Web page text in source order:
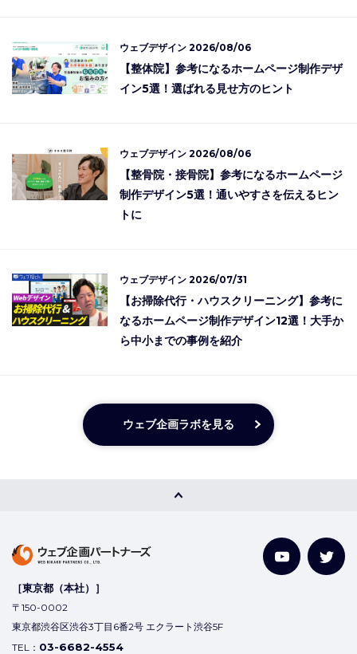
ウェブデザイン 2026/08/06
【整体院】参考になるホームページ制作デザ
イン5選！選ばれる見せ方のヒント
ウェブデザイン 2026/08/06
【整骨院・接骨院】参考になるホームページ
制作デザイン5選！通いやすさを伝えるヒン
トに
ウェブデザイン 2026/07/31
【お掃除代行・ハウスクリーニング】参考に
なるホームページ制作デザイン12選！大手か
ら中小までの事例を紹介
ウェブ企画ラボを見る
［東京都（本社）］
〒150-0002
東京都渋谷区渋谷3丁目6番2号 エクラート渋谷5F
TEL： 03-6682-4554